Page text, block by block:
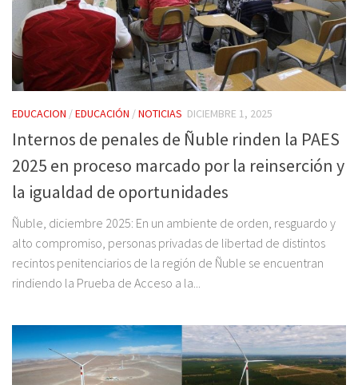
EDUCACION /EDUCACIÓN /NOTICIAS DICIEMBRE 1, 2025
Internos de penales de Ñuble rinden la PAES
2025 en proceso marcado por la reinserción y
la igualdad de oportunidades
Ñuble, diciembre 2025: En un ambiente de orden, resguardo y
alto compromiso, personas privadas de libertad de distintos
recintos penitenciarios de la región de Ñuble se encuentran
rindiendo la Prueba de Acceso a la...